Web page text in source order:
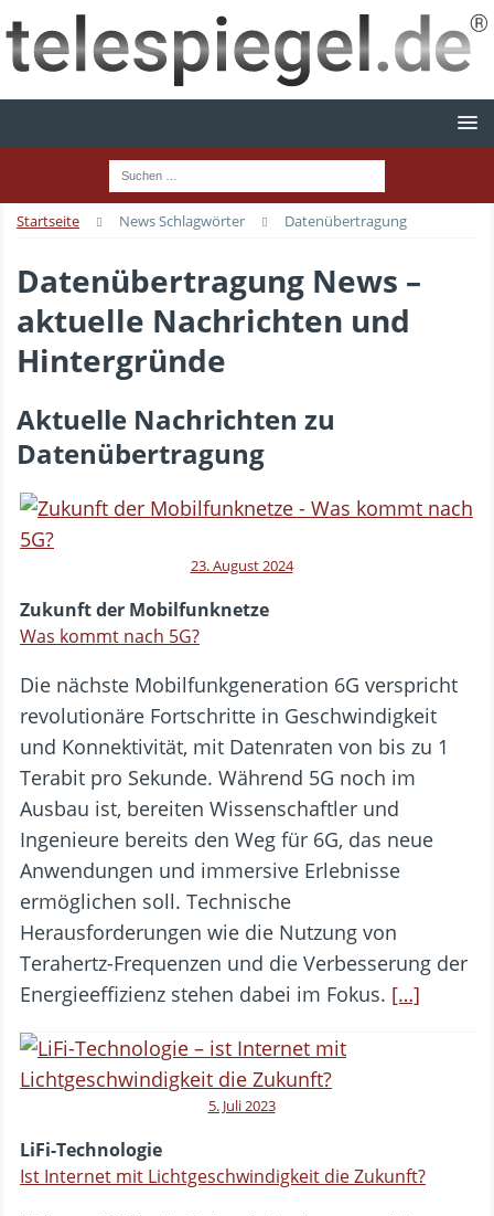
Startseite News Schlagwörter Datenübertragung
Datenübertragung News –
aktuelle Nachrichten und
Hintergründe
Aktuelle Nachrichten zu
Datenübertragung
23. August 2024
Zukunft der Mobilfunknetze
Was kommt nach 5G?
Die nächste Mobilfunkgeneration 6G verspricht
revolutionäre Fortschritte in Geschwindigkeit
und Konnektivität, mit Datenraten von bis zu 1
Terabit pro Sekunde. Während 5G noch im
Ausbau ist, bereiten Wissenschaftler und
Ingenieure bereits den Weg für 6G, das neue
Anwendungen und immersive Erlebnisse
ermöglichen soll. Technische
Herausforderungen wie die Nutzung von
Terahertz-Frequenzen und die Verbesserung der
Energieeffizienz stehen dabei im Fokus. […]
5. Juli 2023
LiFi-Technologie
Ist Internet mit Lichtgeschwindigkeit die Zukunft?